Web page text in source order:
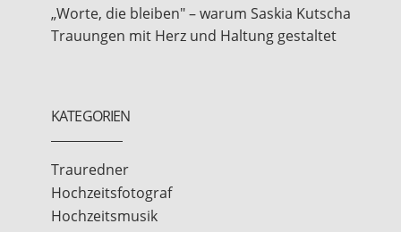
„Worte, die bleiben" – warum Saskia Kutscha
Trauungen mit Herz und Haltung gestaltet
KATEGORIEN
Trauredner
Hochzeitsfotograf
Hochzeitsmusik